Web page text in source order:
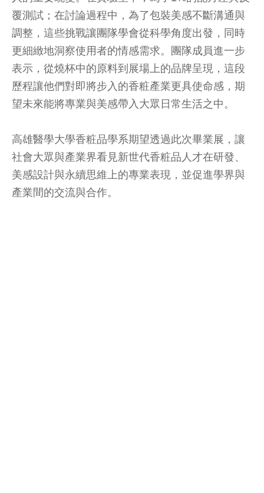
覆測試；在討論過程中，為了包裝美感不斷溝通與
調整，這些挑戰讓團隊學會從科學角度出發，同時
更細緻地洞察使用者的情感需求。團隊成員進一步
表示，從燒杯中的原料到展場上的品牌呈現，這段
歷程讓他們對即將步入的香粧產業更具使命感，期
望未來能將專業與美感帶入大眾日常生活之中。
高雄醫學大學香粧品學系期望透過此次畢業展，讓
社會大眾與產業界看見新世代香粧品人才在研發、
美感設計與永續思維上的專業表現，並促進學界與
產業間的交流與合作。